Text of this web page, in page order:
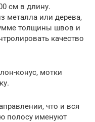
см в длину.
металла или дерева,
толщины швов и
качество
конус, мотки
что и вся
полосу именуют